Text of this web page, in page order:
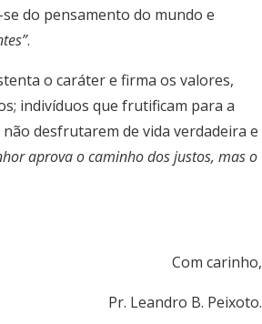
do pensamento do mundo e
.
o caráter e firma os valores,
indivíduos que frutificam para a
desfrutarem de vida verdadeira e
aprova o caminho dos justos, mas o
Com carinho,
Pr. Leandro B. Peixoto.